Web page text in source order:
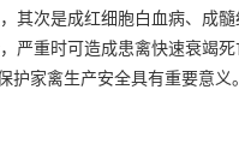
其次是成红细胞白血病、成髓
严重时可造成患禽快速衰竭死
家禽生产安全具有重要意义。